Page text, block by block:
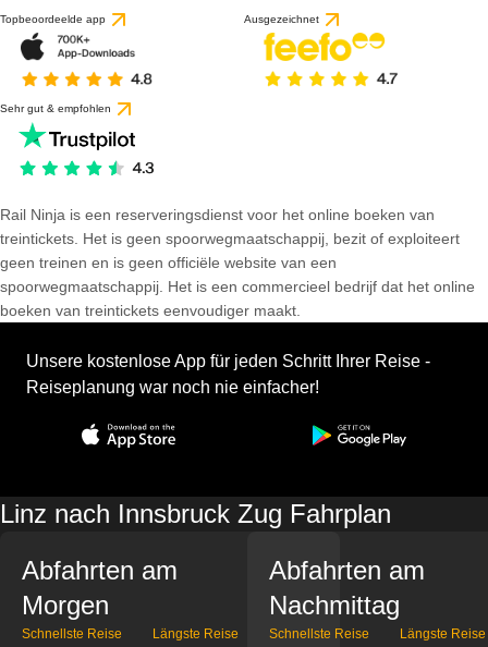
Topbeoordeelde app Ausgezeichnet
Sehr gut & empfohlen
Rail Ninja is een reserveringsdienst voor het online boeken van
treintickets. Het is geen spoorwegmaatschappij, bezit of exploiteert
geen treinen en is geen officiële website van een
spoorwegmaatschappij. Het is een commercieel bedrijf dat het online
boeken van treintickets eenvoudiger maakt.
Unsere kostenlose App für jeden Schritt Ihrer Reise -
Reiseplanung war noch nie einfacher!
Linz nach Innsbruck Zug Fahrplan
Abfahrten am
Morgen
Schnellste Reise Längste Reise
Abfahrten am
Nachmittag
Schnellste Reise Längste Reise